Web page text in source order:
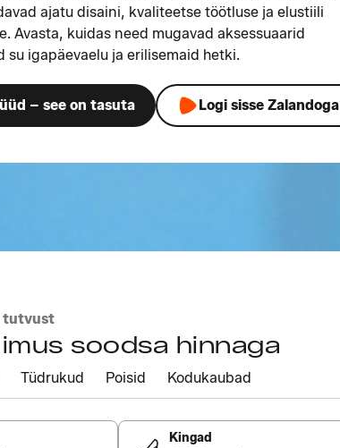
ajatu disaini, kvaliteetse töötluse ja elustiili
Avasta, kuidas need mugavad aksessuaarid
su igapäevaelu ja erilisemaid hetki.
– see on tasuta Logi sisse Zalandoga
tutvust
soodsa hinnaga
Tüdrukud Poisid Kodukaubad
Kingad